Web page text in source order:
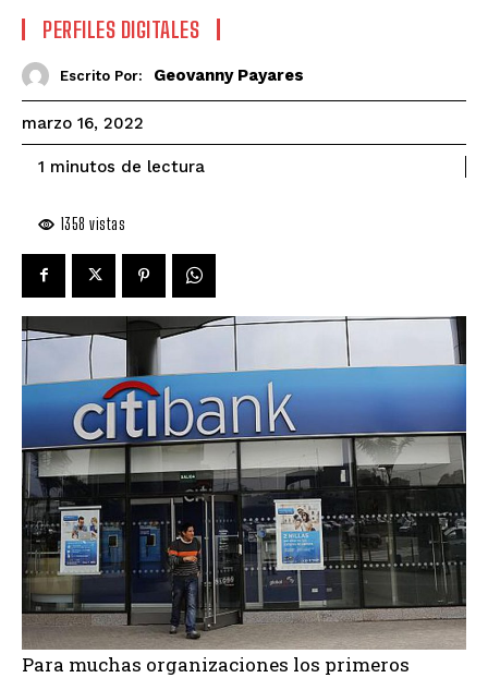
PERFILES DIGITALES
Escrito Por: Geovanny Payares
marzo 16, 2022
1 minutos de lectura
1358 vistas
Para muchas organizaciones los primeros